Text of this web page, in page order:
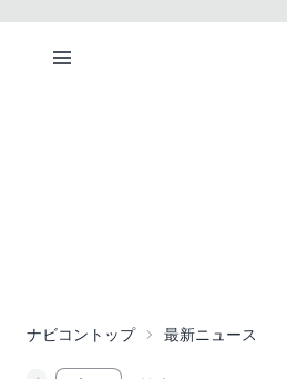
ナビコントップ 最新ニュース